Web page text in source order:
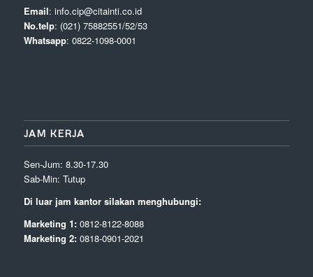
Email: info.cip@citainti.co.id
No.telp: (021) 75882551/52/53
Whatsapp: 0822-1098-0001
JAM KERJA
Sen-Jum: 8.30-17.30
Sab-Min: Tutup
Di luar jam kantor silakan menghubungi:
Marketing 1:0812-8122-8088
Marketing 2:0818-0901-2021